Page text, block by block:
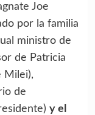
Joe
por la familia
ministro de
de Patricia
Milei),
de
y el